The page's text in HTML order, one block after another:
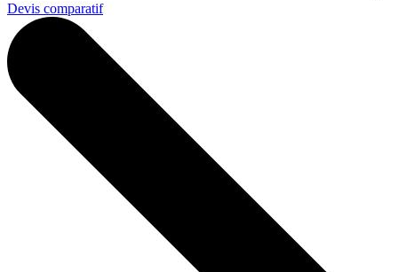
Devis comparatif